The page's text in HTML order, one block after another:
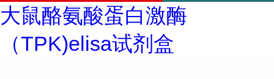
大鼠酪氨酸蛋白激酶
（TPK)elisa试剂盒